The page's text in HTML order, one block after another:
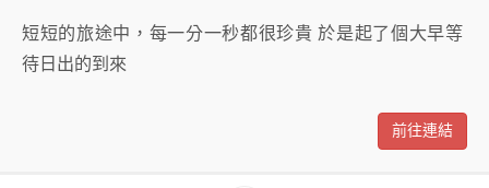
短短的旅途中，每一分一秒都很珍貴 於是起了個大早等
待日出的到來
前往連結